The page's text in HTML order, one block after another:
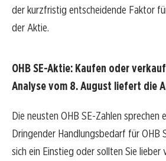
der kurzfristig entscheidende Faktor
der Aktie.
OHB SE-Aktie: Kaufen oder
Analyse vom 8. August liefert die
Die neusten OHB SE-Zahlen sprechen
Dringender Handlungsbedarf für OHB
sich ein Einstieg oder sollten Sie lieber